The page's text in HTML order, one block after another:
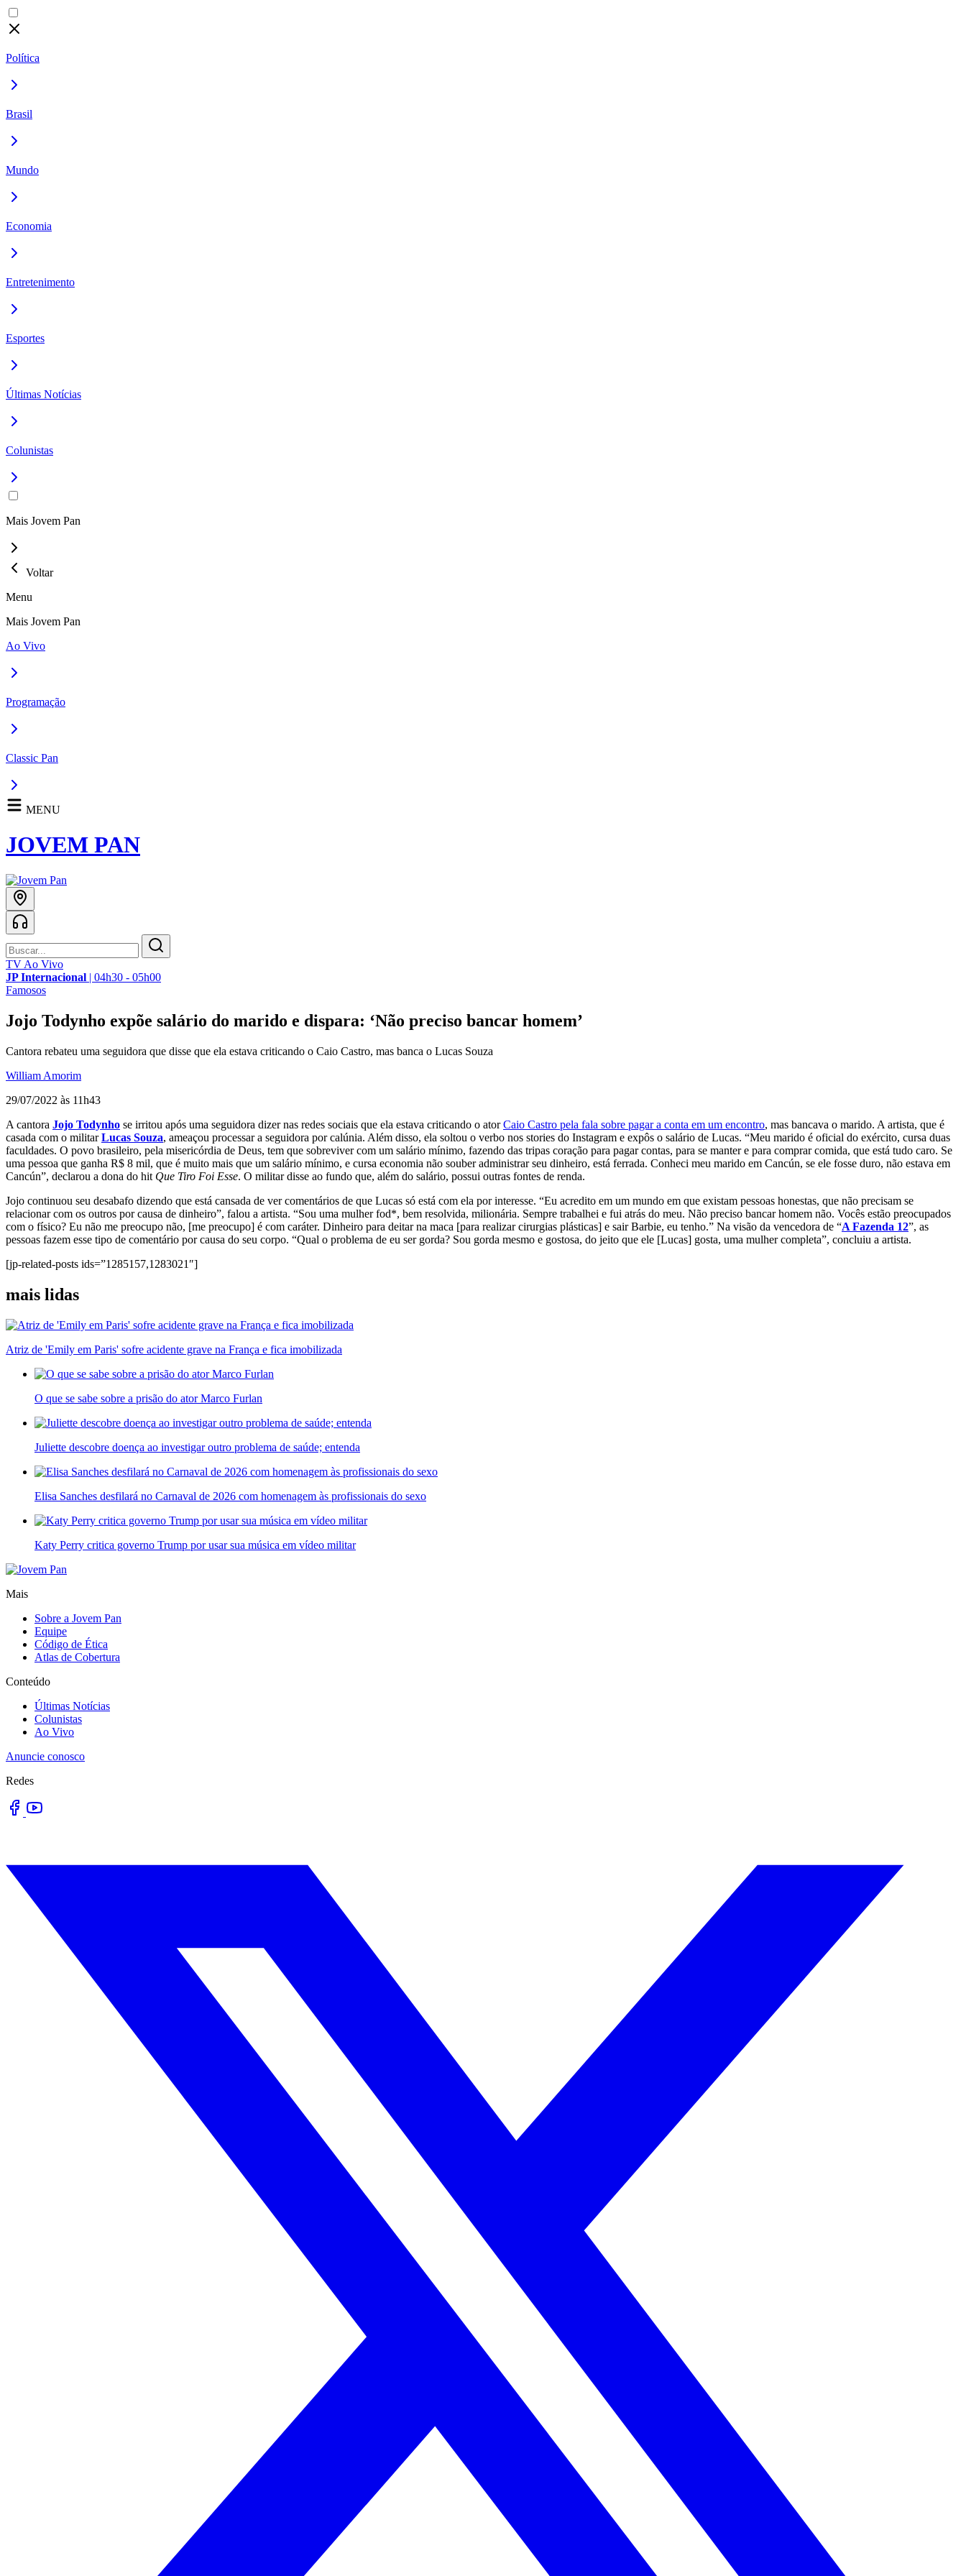
Política
Brasil
Mundo
Economia
Entretenimento
Esportes
Últimas Notícias
Colunistas
Mais Jovem Pan
Voltar
Menu
Mais Jovem Pan
Ao Vivo
Programação
Classic Pan
MENU
JOVEM PAN
TV Ao Vivo
JP Internacional | 04h30 - 05h00
Famosos
Jojo Todynho expõe salário do marido e dispara: ‘Não preciso bancar homem’
Cantora rebateu uma seguidora que disse que ela estava criticando o Caio Castro, mas banca o Lucas Souza
William Amorim
29/07/2022 às 11h43
A cantora Jojo Todynho se irritou após uma seguidora dizer nas redes sociais que ela estava criticando o atorCaio Castro pela fala sobre pagar a conta em um encontro, mas bancava o marido. A artista, que é
casada com o militarLucas Souza, ameaçou processar a seguidora por calúnia. Além disso, ela soltou o verbo nos stories do Instagram e expôs o salário de Lucas. “Meu marido é oficial do exército, cursa duas
faculdades. O povo brasileiro, pela misericórdia de Deus, tem que sobreviver com um salário mínimo, fazendo das tripas coração para pagar contas, para se manter e para comprar comida, que está tudo caro. Se
uma pessoa que ganha R$ 8 mil, que é muito mais que um salário mínimo, e cursa economia não souber administrar seu dinheiro, está ferrada. Conheci meu marido em Cancún, se ele fosse duro, não estava em
Cancún”, declarou a dona do hit Que Tiro Foi Esse. O militar disse ao fundo que, além do salário, possui outras fontes de renda.
Jojo continuou seu desabafo dizendo que está cansada de ver comentários de que Lucas só está com ela por interesse. “Eu acredito em um mundo em que existam pessoas honestas, que não precisam se
relacionar com os outros por causa de dinheiro”, falou a artista. “Sou uma mulher fod*, bem resolvida, milionária. Sempre trabalhei e fui atrás do meu. Não preciso bancar homem não. Vocês estão preocupados
com o físico? Eu não me preocupo não, [me preocupo] é com caráter. Dinheiro para deitar na maca [para realizar cirurgias plásticas] e sair Barbie, eu tenho.” Na visão da vencedora de “A Fazenda 12”, as
pessoas fazem esse tipo de comentário por causa do seu corpo. “Qual o problema de eu ser gorda? Sou gorda mesmo e gostosa, do jeito que ele [Lucas] gosta, uma mulher completa”, concluiu a artista.
[jp-related-posts ids=”1285157,1283021″]
mais lidas
Atriz de 'Emily em Paris' sofre acidente grave na França e fica imobilizada
O que se sabe sobre a prisão do ator Marco Furlan
Juliette descobre doença ao investigar outro problema de saúde; entenda
Elisa Sanches desfilará no Carnaval de 2026 com homenagem às profissionais do sexo
Katy Perry critica governo Trump por usar sua música em vídeo militar
Mais
Sobre a Jovem Pan
Equipe
Código de Ética
Atlas de Cobertura
Conteúdo
Últimas Notícias
Colunistas
Ao Vivo
Anuncie conosco
Redes